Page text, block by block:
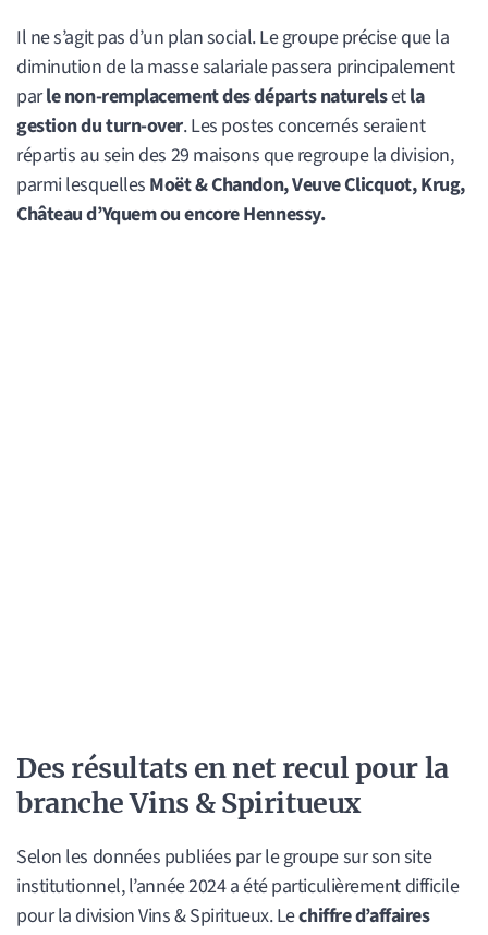
Il ne s’agit pas d’un plan social. Le groupe précise que la
diminution de la masse salariale passera principalement
parle non-remplacement des départs naturelsetla
gestion du turn-over. Les postes concernés seraient
répartis au sein des 29 maisons que regroupe la division,
parmi lesquelles Moët & Chandon, Veuve Clicquot, Krug,
Château d’Yquem ou encore Hennessy.
Des résultats en net recul pour la
branche Vins & Spiritueux
Selon les données publiées par le groupe sur son site
institutionnel, l’année 2024 a été particulièrement difficile
pour la division Vins & Spiritueux. Lechiffre d’affaires